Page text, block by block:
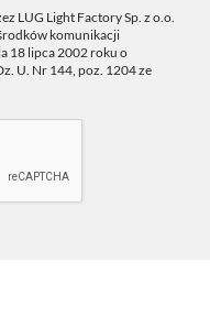
LUG Light Factory Sp. z o.o.
komunikacji
18 lipca 2002 roku o
U. Nr 144, poz. 1204 ze